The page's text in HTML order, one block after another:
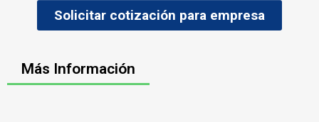
Solicitar cotización para empresa
Más Información